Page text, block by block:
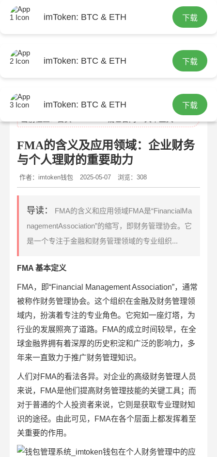
imToken: BTC & ETH 下载
imToken: BTC & ETH 下载
imToken: BTC & ETH 下载
FMA的含义及应用领域：企业财务
与个人理财的重要助力
作者：imtoken钱包 2025-05-07 浏览：308
导读：
FMA的含义和应用领域FMA是“FinancialMa
nagementAssociation”的缩写，即财务管理协会。它
是一个专注于金融和财务管理领域的专业组织...
FMA 基本定义
FMA，即“Financial Management Association”，通常
被称作财务管理协会。这个组织在金融及财务管理领
域内，扮演着专注的专业角色。它宛如一座灯塔，为
行业的发展照亮了道路。FMA的成立时间较早，在全
球金融界拥有着深厚的历史积淀和广泛的影响力，多
年来一直致力于推广财务管理知识。
人们对FMA的看法各异。对企业的高级财务管理人员
来说，FMA是他们提高财务管理技能的关键工具；而
对于普通的个人投资者来说，它则是获取专业理财知
识的途径。由此可见，FMA在各个层面上都发挥着至
关重要的作用。